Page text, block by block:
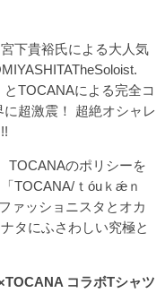
下貴裕氏による大人気
とTOCANAによる完全コ
超激震！ 超絶オシャレ
TOCANAのポリシーを
TOCANA/ｔóuｋǽｎ
ァッショニスタとオカ
タにふさわしい究極と
コラボTシャツ